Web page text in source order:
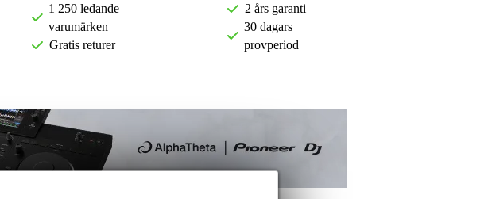
1 250 ledande
varumärken
Gratis returer
2 års garanti
30 dagars
provperiod